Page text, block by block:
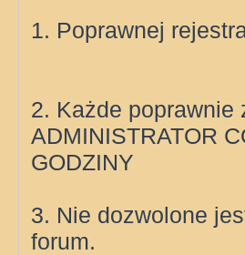
1. Poprawnej
2. Każde poprawnie
ADMINISTRATOR
GODZINY
3. Nie dozwolone
forum.